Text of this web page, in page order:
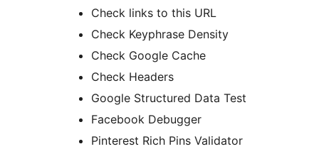
Check links to this URL
Check Keyphrase Density
Check Google Cache
Check Headers
Google Structured Data Test
Facebook Debugger
Pinterest Rich Pins Validator